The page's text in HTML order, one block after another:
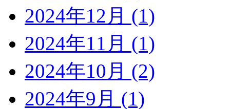
2024年12月 (1)
2024年11月 (1)
2024年10月 (2)
2024年9月 (1)